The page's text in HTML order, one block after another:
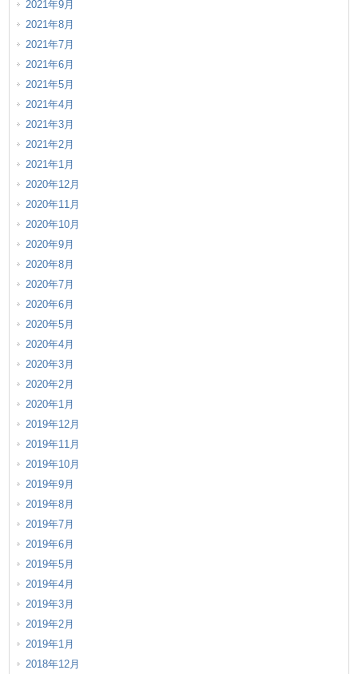
2021年9月
2021年8月
2021年7月
2021年6月
2021年5月
2021年4月
2021年3月
2021年2月
2021年1月
2020年12月
2020年11月
2020年10月
2020年9月
2020年8月
2020年7月
2020年6月
2020年5月
2020年4月
2020年3月
2020年2月
2020年1月
2019年12月
2019年11月
2019年10月
2019年9月
2019年8月
2019年7月
2019年6月
2019年5月
2019年4月
2019年3月
2019年2月
2019年1月
2018年12月